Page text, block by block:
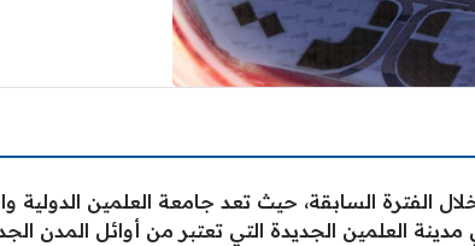
الفترة السابقة، حيث تعد جامعة العلمين الدولية
العلمين الجديدة التي تعتبر من أوائل المدن